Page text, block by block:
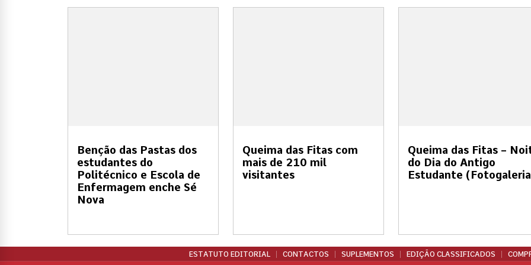
Benção das Pastas dos
estudantes do
Politécnico e Escola de
Enfermagem enche Sé
Nova
Queima das Fitas com
mais de 210 mil
visitantes
Queima das Fitas –
do Dia do Antigo
Estudante
ESTATUTO EDITORIAL CONTACTOS SUPLEMENTOS EDIÇÃO CLASSIFICADOS